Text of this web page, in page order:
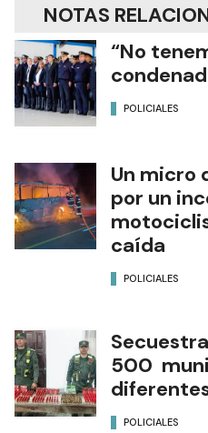
NOTAS
“No
POLICIALES
Un micro
por un
caída
POLICIALES
500
POLICIALES